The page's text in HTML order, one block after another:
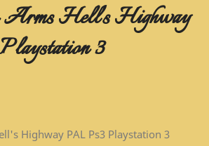
Hell's Highway
3
Highway PAL Ps3 Playstation 3